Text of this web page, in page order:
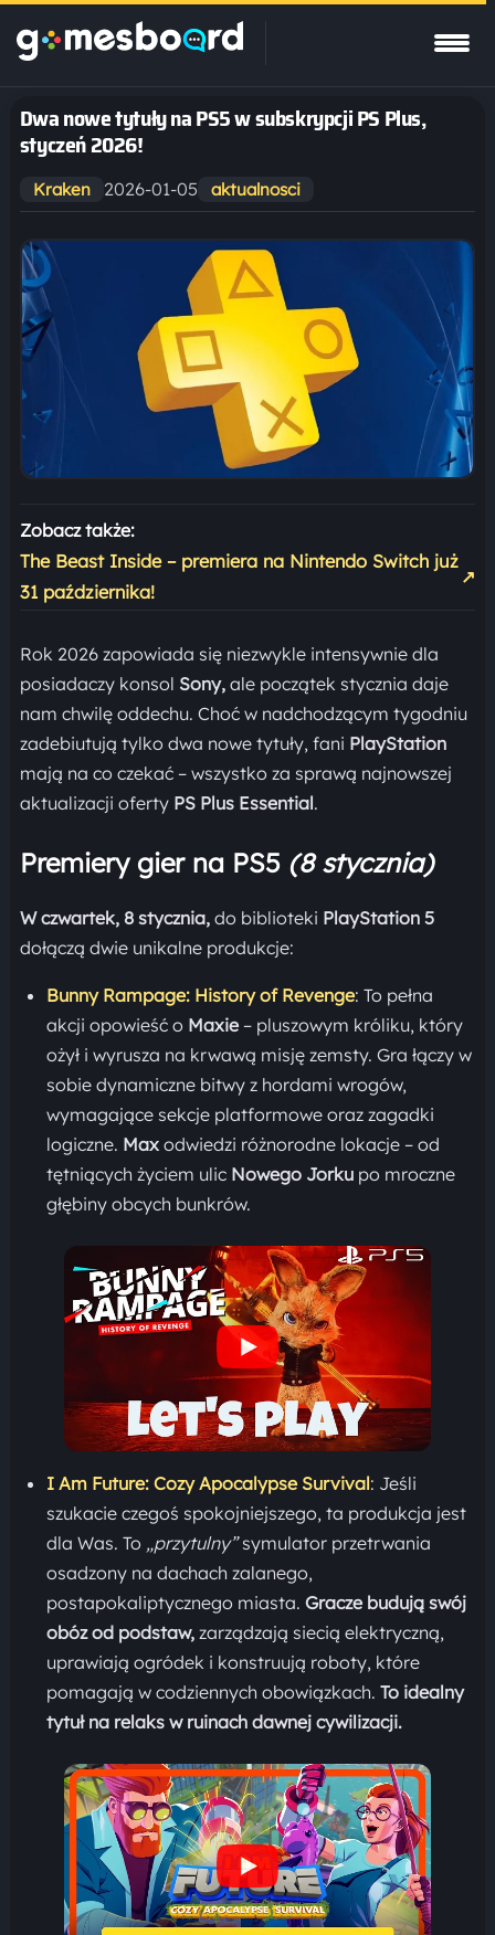
Dwa nowe tytuły na PS5 w subskrypcji PS Plus,
styczeń 2026!
Kraken 2026-01-05 aktualnosci
Zobacz także:
The Beast Inside – premiera na Nintendo Switch już
31 października!
↗
Rok 2026 zapowiada się niezwykle intensywnie dla
posiadaczy konsol Sony, ale początek stycznia daje
nam chwilę oddechu. Choć w nadchodzącym tygodniu
zadebiutują tylko dwa nowe tytuły, fani PlayStation
mają na co czekać – wszystko za sprawą najnowszej
aktualizacji oferty PS Plus Essential.
Premiery gier na PS5 (8 stycznia)
W czwartek, 8 stycznia, do biblioteki PlayStation 5
dołączą dwie unikalne produkcje:
Bunny Rampage: History of Revenge: To pełna
akcji opowieść o Maxie– pluszowym króliku, który
ożył i wyrusza na krwawą misję zemsty. Gra łączy w
sobie dynamiczne bitwy z hordami wrogów,
wymagające sekcje platformowe oraz zagadki
logiczne. Maxodwiedzi różnorodne lokacje – od
tętniących życiem ulic Nowego Jorkupo mroczne
głębiny obcych bunkrów.
I Am Future: Cozy Apocalypse Survival: Jeśli
szukacie czegoś spokojniejszego, ta produkcja jest
dla Was. To „przytulny”symulator przetrwania
osadzony na dachach zalanego,
postapokaliptycznego miasta. Gracze budują swój
obóz od podstaw,zarządzają siecią elektryczną,
uprawiają ogródek i konstruują roboty, które
pomagają w codziennych obowiązkach. To idealny
tytuł na relaks w ruinach dawnej cywilizacji.